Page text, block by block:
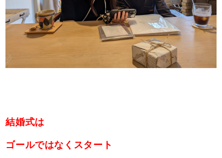
結婚式は
ゴールではなくスタート